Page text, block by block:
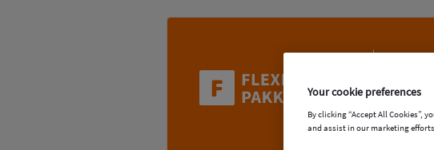
Wij
Wij
Your cookie preferences
By clicking “Accept All Cookies”,
and assist in our marketing